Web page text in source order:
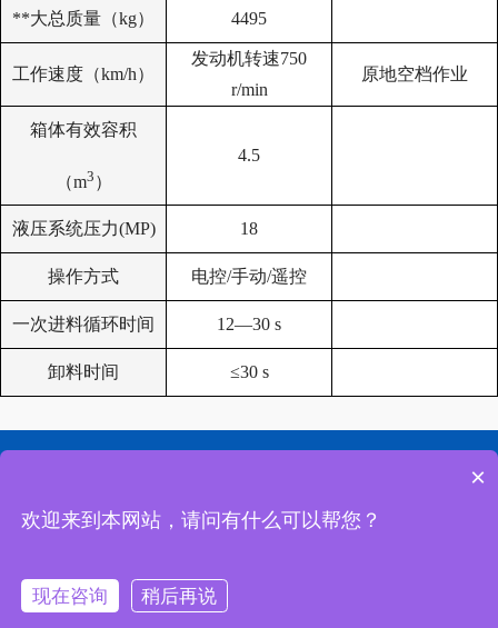
**大总质量（kg） 4495
工作速度（km/h）
发动机转速750
r/min
原地空档作业
箱体有效容积
（m3 ）
4.5
液压系统压力(MP) 18
操作方式 电控/手动/遥控
一次进料循环时间 12—30 s
卸料时间 ≤30 s
×
欢迎来到本网站，请问有什么可以帮您？
现在咨询 稍后再说